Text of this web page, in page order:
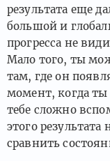
результата еще
большой и
прогресса не
Мало того, ты
там, где он
момент, когда ты
тебе сложно
этого
сравнить